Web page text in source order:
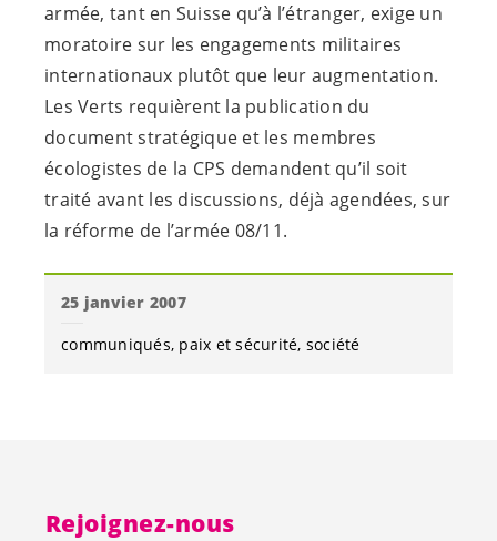
armée, tant en Suisse qu’à l’étranger, exige un
moratoire sur les engagements militaires
internationaux plutôt que leur augmentation.
Les Verts requièrent la publication du
document stratégique et les membres
écologistes de la CPS demandent qu’il soit
traité avant les discussions, déjà agendées, sur
la réforme de l’armée 08/11.
25 janvier 2007
communiqués paix et sécurité société
Rejoignez-nous